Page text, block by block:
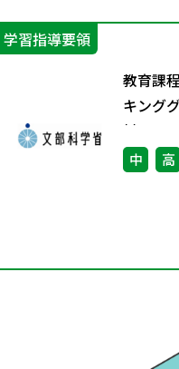
学習指導要領
教育課
キング
料
中 高